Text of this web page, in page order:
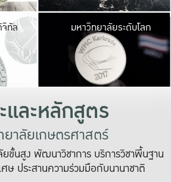
ทัล มหาวิ
เปลี่ยนแปลง แล
เพื่อทำง
ระบบสารสนเทศ
มหาวิทยาลัยระดับโลก
ละหลักสูตร
าลัยเกษตรศาสตร์
ขั้นสูง พัฒนาวิชาการ บริการวิชาพื้นฐาน
ษ ประสานความร่วมมือกับนานาชาติ